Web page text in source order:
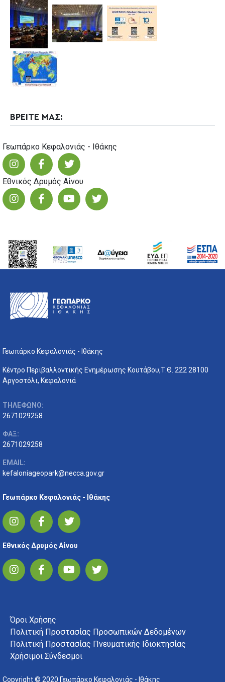
ΒΡΕΙΤΕ ΜΑΣ:
Γεωπάρκο Κεφαλονιάς - Ιθάκης
Εθνικός Δρυμός Αίνου
Γεωπάρκο Κεφαλονιάς - Ιθάκης
Κέντρο Περιβαλλοντικής Ενημέρωσης Κουτάβου,Τ.Θ. 222 28100
Αργοστόλι, Κεφαλονιά
ΤΗΛΕΦΩΝΟ:
2671029258
ΦΑΞ:
2671029258
EMAIL:
kefaloniageopark@necca.gov.gr
Γεωπάρκο Κεφαλονιάς - Ιθάκης
Εθνικός Δρυμός Αίνου
FOOTER MENU
Όροι Χρήσης
Πολιτική Προστασίας Προσωπικών Δεδομένων
Πολιτική Προστασίας Πνευματικής Ιδιοκτησίας
Χρήσιμοι Σύνδεσμοι
Copyright © 2020 Γεωπάρκο Κεφαλονιάς - Ιθάκης